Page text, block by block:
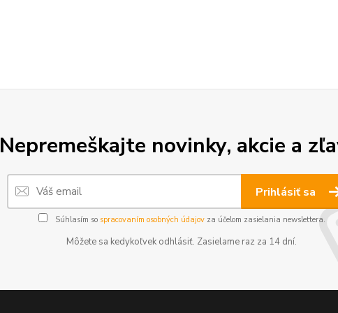
Nepremeškajte novinky, akcie a
Prihlásiť sa
Súhlasím so spracovaním osobných údajovza účelom zasielania newslettera.
Môžete sa kedykoľvek odhlásiť. Zasielame raz za 14 dní.